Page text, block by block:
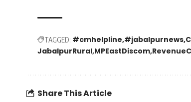
TAGGED: #cmhelpline #jabalpurnews
JabalpurRural MPEastDiscom
Share This Article